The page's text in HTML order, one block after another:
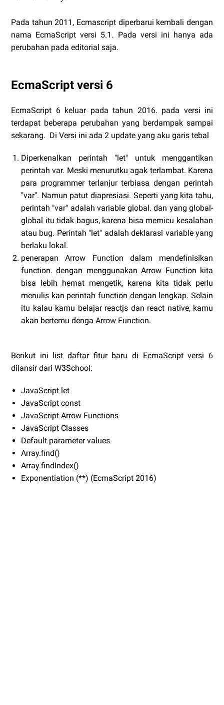
Pada tahun 2011, Ecmascript diperbarui kembali dengan
nama EcmaScript versi 5.1. Pada versi ini hanya ada
perubahan pada editorial saja.
EcmaScript versi 6
EcmaScript 6 keluar pada tahun 2016. pada versi ini
terdapat beberapa perubahan yang berdampak sampai
sekarang. Di Versi ini ada 2 update yang aku garis tebal
Diperkenalkan perintah "let" untuk menggantikan
perintah var. Meski menurutku agak terlambat. Karena
para programmer terlanjur terbiasa dengan perintah
"var". Namun patut diapresiasi. Seperti yang kita tahu,
perintah "var" adalah variable global. dan yang global-
global itu tidak bagus, karena bisa memicu kesalahan
atau bug. Perintah "let" adalah deklarasi variable yang
berlaku lokal.
penerapan Arrow Function dalam mendefinisikan
function. dengan menggunakan Arrow Function kita
bisa lebih hemat mengetik, karena kita tidak perlu
menulis kan perintah function dengan lengkap. Selain
itu kalau kamu belajar reactjs dan react native, kamu
akan bertemu denga Arrow Function.
Berikut ini list daftar fitur baru di EcmaScript versi 6
dilansir dari W3School:
JavaScript let
JavaScript const
JavaScript Arrow Functions
JavaScript Classes
Default parameter values
Array.find()
Array.findIndex()
Exponentiation (**) (EcmaScript 2016)